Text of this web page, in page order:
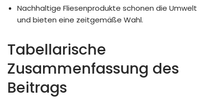
Nachhaltige Fliesenprodukte schonen die Umwelt
und bieten eine zeitgemäße Wahl.
Tabellarische
Zusammenfassung des
Beitrags